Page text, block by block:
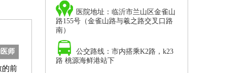
师
的前
医院地址：临沂市兰山区金雀山
路155号（金雀山路与羲之路交叉口路
南）
公交路线：市内搭乘K2路，k23
路 桃源海鲜港站下